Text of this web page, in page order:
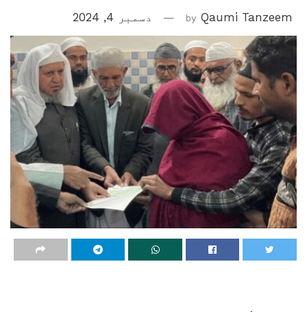
by Qaumi Tanzeem دسمبر 4, 2024